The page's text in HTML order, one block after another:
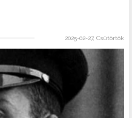
2025-02-27, Csütörtök